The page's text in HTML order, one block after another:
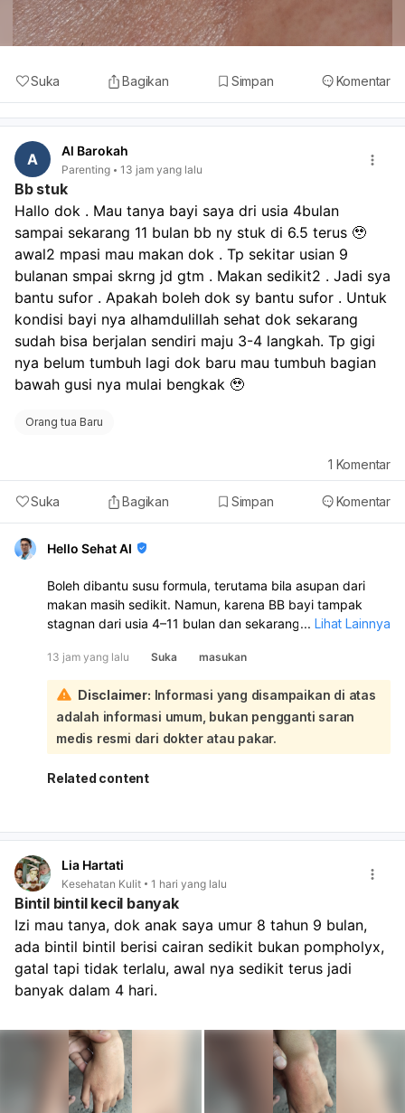
Suka Bagikan Simpan Komentar
A Al Barokah
Parenting 13 jam yang lalu
Bb stuk
Hallo dok . Mau tanya bayi saya dri usia 4bulan
sampai sekarang 11 bulan bb ny stuk di 6.5 terus 🥹
awal2 mpasi mau makan dok . Tp sekitar usian 9
bulanan smpai skrng jd gtm . Makan sedikit2 . Jadi sya
bantu sufor . Apakah boleh dok sy bantu sufor . Untuk
kondisi bayi nya alhamdulillah sehat dok sekarang
sudah bisa berjalan sendiri maju 3-4 langkah. Tp gigi
nya belum tumbuh lagi dok baru mau tumbuh bagian
bawah gusi nya mulai bengkak 🥹
Orang tua Baru
Suka Bagikan Simpan Komentar
1 Komentar
Hello Sehat AI
Boleh dibantu susu formula, terutama bila asupan dari
makan masih sedikit. Namun, karena BB bayi tampak
stagnan dari usia 4–11 bulan dan sekarang jadi GTM,
untuk menilai apakah asupan sudah cukup dan mencari
penyebabnya. Gusi bengkak bisa tanda mau tumbuh gigi,
dan ini memang bisa membuat bayi rewel atau makan
berkurang sementara. Karena bayi sudah aktif dan bisa
berjalan, kebutuhan energinya juga meningkat, jadi
makan perlu diatur lebih sering dengan porsi kecil tapi
padat gizi. Coba lanjutkan MPASI bertahap dari tekstur
dipaksa. Jika BB tetap tidak naik, muntah sering, atau
... Lihat Lainnya
13 jam yang lalu Suka masukan
Disclaimer: Informasi yang disampaikan di atas
adalah informasi umum, bukan pengganti saran
medis resmi dari dokter atau pakar.
Related content
Lia Hartati
Kesehatan Kulit 1 hari yang lalu
Bintil bintil kecil banyak
Izi mau tanya, dok anak saya umur 8 tahun 9 bulan,
ada bintil bintil berisi cairan sedikit bukan pompholyx,
gatal tapi tidak terlalu, awal nya sedikit terus jadi
banyak dalam 4 hari.